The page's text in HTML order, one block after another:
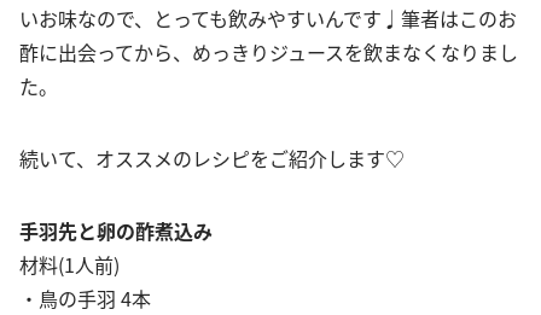
いお味なので、とっても飲みやすいんです♩筆者はこのお
酢に出会ってから、めっきりジュースを飲まなくなりまし
た。
続いて、オススメのレシピをご紹介します♡
手羽先と卵の酢煮込み
材料(1人前)
・鳥の手羽 4本